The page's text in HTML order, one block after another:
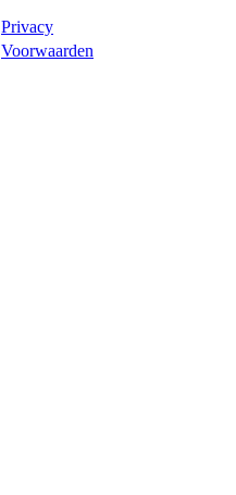
Privacy
Voorwaarden